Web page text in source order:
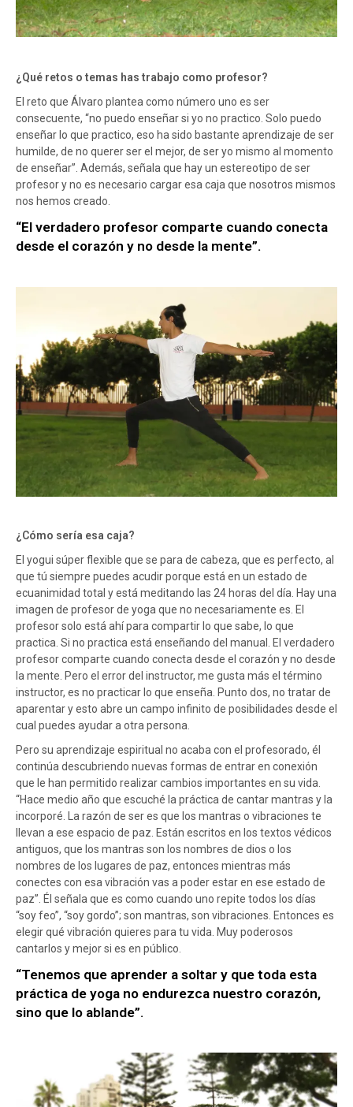
¿Qué retos o temas has trabajo como profesor?
El reto que Álvaro plantea como número uno es ser
consecuente, “no puedo enseñar si yo no practico. Solo puedo
enseñar lo que practico, eso ha sido bastante aprendizaje de ser
humilde, de no querer ser el mejor, de ser yo mismo al momento
de enseñar”. Además, señala que hay un estereotipo de ser
profesor y no es necesario cargar esa caja que nosotros mismos
nos hemos creado.
“El verdadero profesor comparte cuando conecta
desde el corazón y no desde la mente”.
¿Cómo sería esa caja?
El yogui súper flexible que se para de cabeza, que es perfecto, al
que tú siempre puedes acudir porque está en un estado de
ecuanimidad total y está meditando las 24 horas del día. Hay una
imagen de profesor de yoga que no necesariamente es. El
profesor solo está ahí para compartir lo que sabe, lo que
practica. Si no practica está enseñando del manual. El verdadero
profesor comparte cuando conecta desde el corazón y no desde
la mente. Pero el error del instructor, me gusta más el término
instructor, es no practicar lo que enseña. Punto dos, no tratar de
aparentar y esto abre un campo infinito de posibilidades desde el
cual puedes ayudar a otra persona.
Pero su aprendizaje espiritual no acaba con el profesorado, él
continúa descubriendo nuevas formas de entrar en conexión
que le han permitido realizar cambios importantes en su vida.
“Hace medio año que escuché la práctica de cantar mantras y la
incorporé. La razón de ser es que los mantras o vibraciones te
llevan a ese espacio de paz. Están escritos en los textos védicos
antiguos, que los mantras son los nombres de dios o los
nombres de los lugares de paz, entonces mientras más
conectes con esa vibración vas a poder estar en ese estado de
paz”. Él señala que es como cuando uno repite todos los días
“soy feo”, “soy gordo”; son mantras, son vibraciones. Entonces es
elegir qué vibración quieres para tu vida. Muy poderosos
cantarlos y mejor si es en público.
“Tenemos que aprender a soltar y que toda esta
práctica de yoga no endurezca nuestro corazón,
sino que lo ablande”.